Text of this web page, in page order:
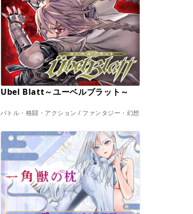
Ubel Blatt～ユーベルブラット～
バトル・格闘・アクション / ファンタジー・幻想